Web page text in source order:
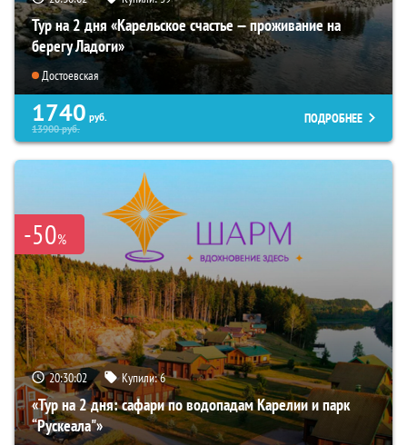
Тур на 2 дня «Карельское счастье — проживание на
берегу Ладоги»
Достоевская
1740 руб.
13900руб.
ПОДРОБНЕЕ
-50%
20:30:01 Купили:6
«Тур на 2 дня: сафари по водопадам Карелии и парк
“Рускеала"»